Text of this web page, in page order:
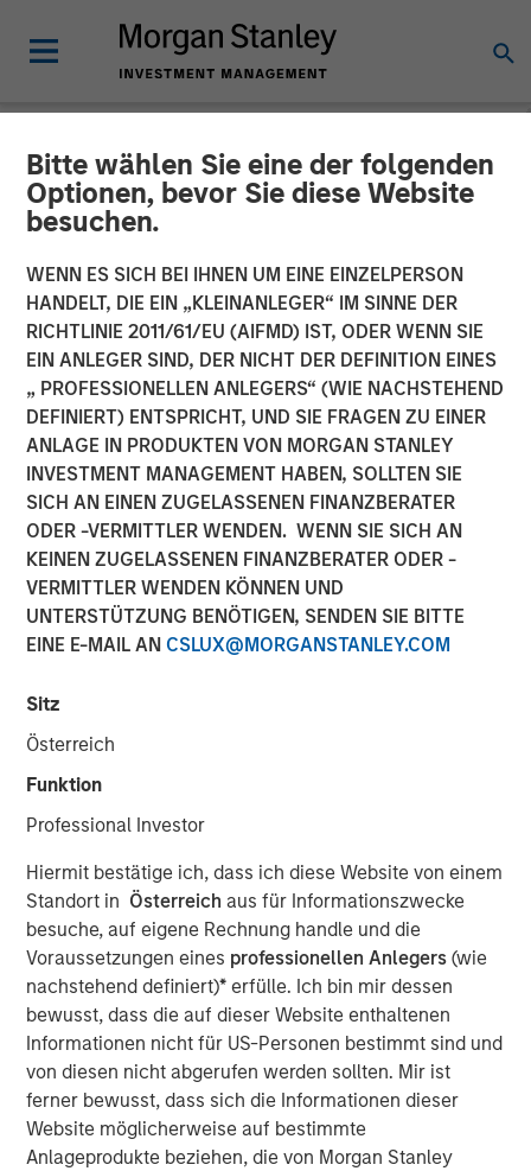
Bitte wählen Sie eine der folgenden
Optionen, bevor Sie diese Website
besuchen.
WENN ES SICH BEI IHNEN UM EINE EINZELPERSON
HANDELT, DIE EIN „KLEINANLEGER“ IM SINNE DER
RICHTLINIE 2011/61/EU (AIFMD) IST, ODER WENN SIE
EIN ANLEGER SIND, DER NICHT DER DEFINITION EINES
„ PROFESSIONELLEN ANLEGERS“ (WIE NACHSTEHEND
DEFINIERT) ENTSPRICHT, UND SIE FRAGEN ZU EINER
ANLAGE IN PRODUKTEN VON MORGAN STANLEY
INVESTMENT MANAGEMENT HABEN, SOLLTEN SIE
SICH AN EINEN ZUGELASSENEN FINANZBERATER
ODER -VERMITTLER WENDEN. WENN SIE SICH AN
KEINEN ZUGELASSENEN FINANZBERATER ODER -
VERMITTLER WENDEN KÖNNEN UND
UNTERSTÜTZUNG BENÖTIGEN, SENDEN SIE BITTE
EINE E-MAIL AN CSLUX@MORGANSTANLEY.COM
Sitz
Österreich
Funktion
Professional Investor
Hiermit bestätige ich, dass ich diese Website von einem
Standort in Österreich aus für Informationszwecke
besuche, auf eigene Rechnung handle und die
Voraussetzungen eines professionellen Anlegers(wie
nachstehend definiert)* erfülle. Ich bin mir dessen
bewusst, dass die auf dieser Website enthaltenen
Informationen nicht für US-Personen bestimmt sind und
von diesen nicht abgerufen werden sollten. Mir ist
ferner bewusst, dass sich die Informationen dieser
Website möglicherweise auf bestimmte
Anlageprodukte beziehen, die von Morgan Stanley
NEWSROOM
Alliance Technical Group
Builds Nationwide
Environmental Laboratory
Network, Expanding
Comprehensive Services
17 NOVEMBER 2023
DECATUR, AL., November 17, 2023
Alliance Technical Group (Alliance)
environmental compliance services, is pleased to
environmental laboratories across the United States. This
marks the next milestone in Alliance's mission to provide
base.
"The laboratory acquisitions are a significant adjacency
for Alliance. We originated as a regional stack testing
company, but we've made tremendous strides over the
last few years to expand our geographic footprint and
service offerings to include LDAR, CEMS, environmental
consulting, and software," said Premal Vora, Chief
Strategy Officer. “These acquisitions also represent an
expansion beyond air testing into different media
including water, hazardous waste, and soil."